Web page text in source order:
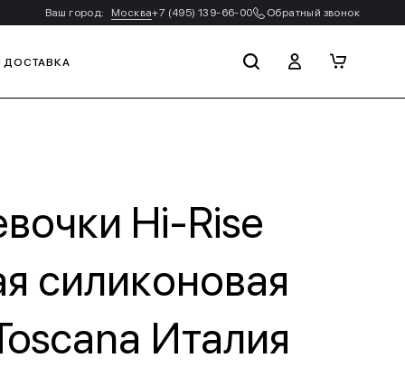
Ваш город: Москва+7 (495) 139-66-00 Обратный звонок
ДОСТАВКА
Hi-Rise
силиконовая
Италия